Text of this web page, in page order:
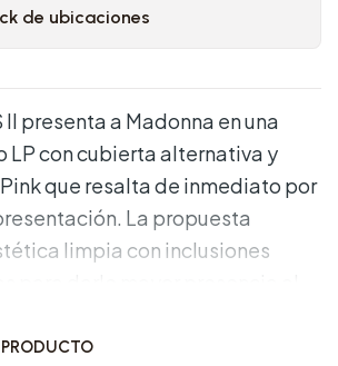
de ubicaciones
II presenta a Madonna en una
LP con cubierta alternativa y
que resalta de inmediato por
La propuesta
limpia con inclusiones
por Warner Records, este
foco tanto en la música como